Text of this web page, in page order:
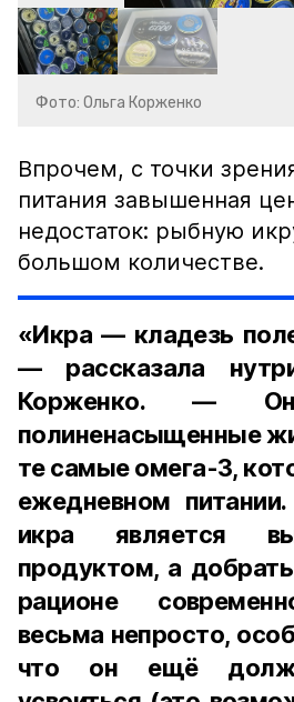
Фото: Ольга Корженко
Впрочем, с точки
питания завышенная
недостаток: рыбную
большом количестве.
«Икра — кладезь
— рассказала
Корженко. —
полиненасыщенные
те самые омега-3,
ежедневном
икра является
продуктом, а
рационе
весьма непросто,
что он ещё